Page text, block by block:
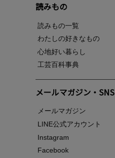
読みもの
読みもの一覧
わたしの好きなもの
心地好い暮らし
工芸百科事典
メールマガジン・SNS
メールマガジン
LINE公式アカウント
Instagram
Facebook